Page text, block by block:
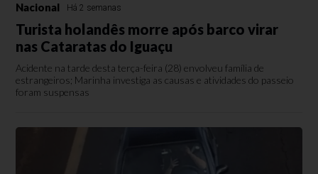
Nacional Há 2 semanas
Turista holandês morre após barco virar
nas Cataratas do Iguaçu
Acidente na tarde desta terça-feira (28) envolveu família de
estrangeiros; Marinha investiga as causas e atividades do passeio
foram suspensas